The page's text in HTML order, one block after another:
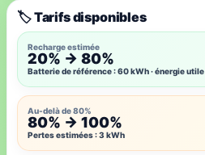
🏷️ Tarifs disponibles
Recharge estimée
20% → 80%
Batterie de référence : 60 kWh · énergie
Au-delà de 80%
80% → 100%
Pertes estimées : 3 kWh